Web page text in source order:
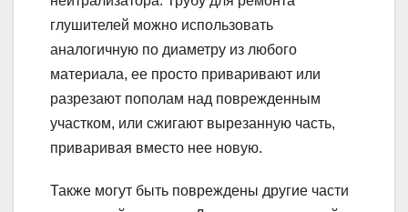
глушителей можно использовать
аналогичную по диаметру из любого
материала, ее просто приваривают или
разрезают пополам над поврежденным
участком, или сжигают вырезанную часть,
приваривая вместо нее новую.
Также могут быть повреждены другие части